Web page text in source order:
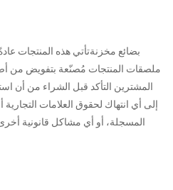
بضائع مخزنةتأتي هذه المنتجات
ملصقات المنتجات مُصنّعة بتفويض من
المشترين التأكد قبل الشراء من أن
إلى أي انتهاك لحقوق العلامات التجارية
المسجلة، أو أي مشاكل قانونية